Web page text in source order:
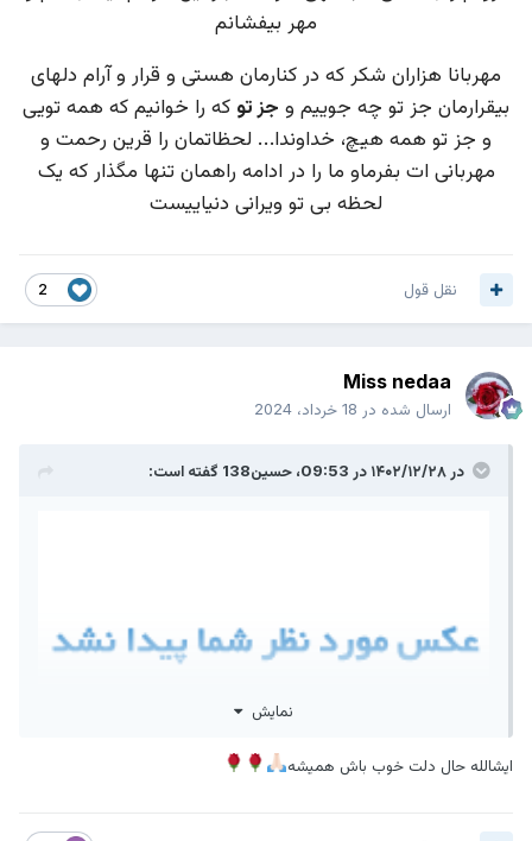
مهر بیفشانم
مهربانا هزاران شکر که در کنارمان هستی و قرار و آرام دلهای
بیقرارمان جز تو چه جوییم و جز تو که را خوانیم که همه تویی
و جز تو همه هیچ، خداوندا… لحظاتمان را قرین رحمت و
مهربانی ات بفرماو ما را در ادامه راهمان تنها مگذار که یک
لحظه بی تو ویرانی دنیاییست
2 نقل قول
Miss nedaa
ارسال شده در 18 خرداد، 2024
در ۱۴۰۲/۱۲/۲۸ در 09:53، حسین138 گفته است:
نمایش
ایشالله حال دلت خوب باش همیشه